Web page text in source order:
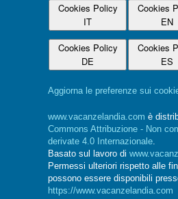
Cookies Policy
IT
Cookies
EN
Cookies Policy
DE
Cookies
ES
Aggiorna le preferenze sui
www.vacanzelandia.com è
Commons Attribuzione - Non
derivate 4.0 Internazionale
Basato sul lavoro di
Permessi ulteriori rispetto alle
possono essere disponibili
https://www.vacanzelandia.com